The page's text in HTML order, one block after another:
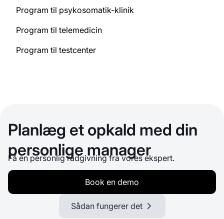
Program til psykosomatik-klinik
Program til telemedicin
Program til testcenter
Planlæg et opkald med din
personlige manager
Få en personlig rådgivning fra vores ekspert.
Book en demo
Sådan fungerer det